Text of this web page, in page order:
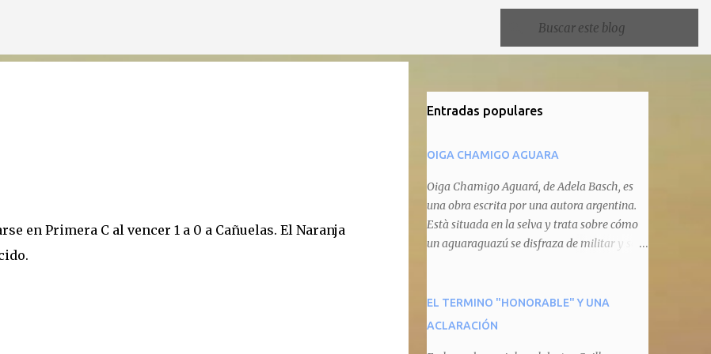
en Primera C al vencer 1 a 0 a Cañuelas. El Naranja
Entradas populares
OIGA CHAMIGO AGUARA
Oiga Chamigo Aguará, de Adela Basch, es
una obra escrita por una autora argentina.
Està situada en la selva y trata sobre cómo
un aguaraguazú se disfraza de militar y se
animal que pretenda circular por ahí. En
primera instancia aparece Teteu, el tero,
EL TERMINO "HONORABLE" Y UNA
ACLARACIÓN